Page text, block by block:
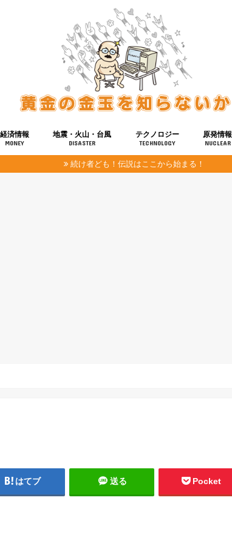
経済情報
MONEY
地震・火山・台風
DISASTER
テクノロジー
TECHNOLOGY
健康
宇宙
原発情報
NUCLEAR
続け者ども！伝説はここから始まる！
はてブ 送る Pocket